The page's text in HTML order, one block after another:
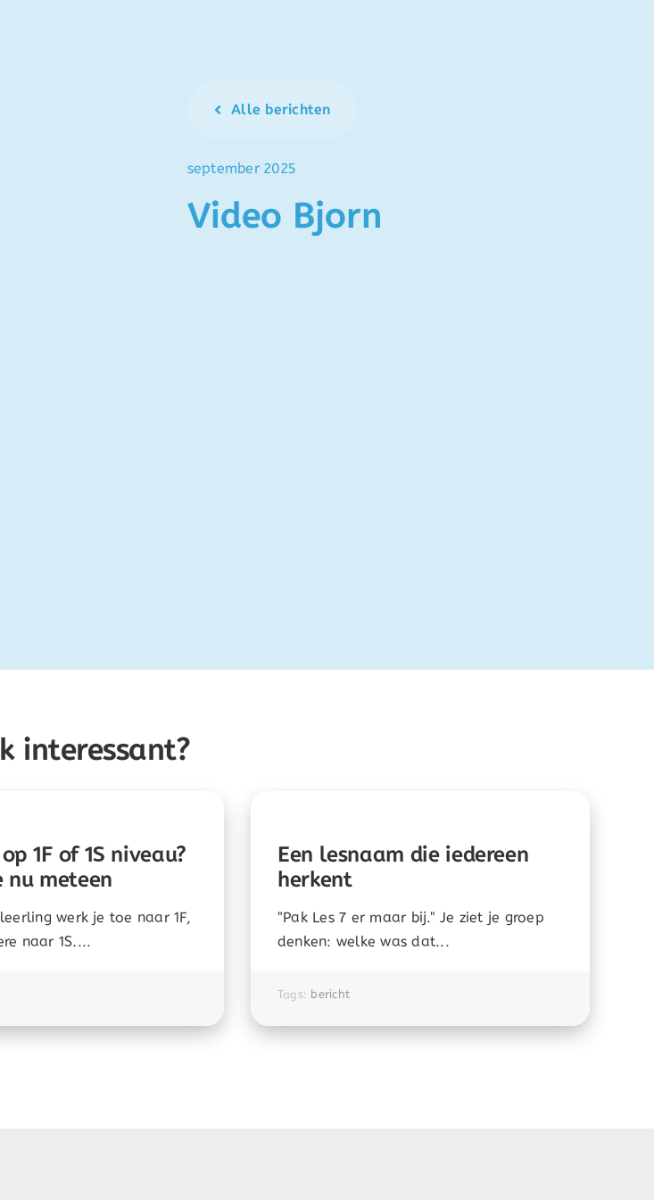
Alle berichten
september 2025
Video Bjorn
interessant?
1F of 1S niveau?
nu meteen
werk je toe naar 1F,
naar 1S....
Een lesnaam die iedereen
herkent
"Pak Les 7 er maar bij." Je ziet je groep
denken: welke was dat...
Tags: bericht